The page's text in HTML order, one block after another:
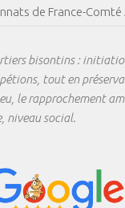
de France-Comté
bisontins :
tout en
le rapprochement
niveau social.